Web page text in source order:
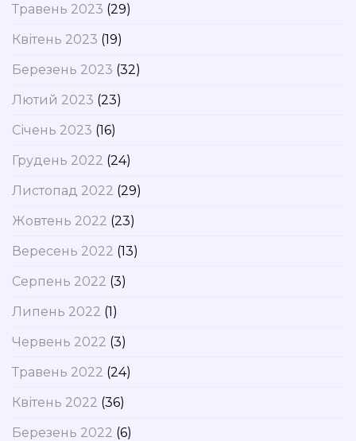
Травень 2023 (29)
Квітень 2023 (19)
Березень 2023 (32)
Лютий 2023 (23)
Січень 2023 (16)
Грудень 2022 (24)
Листопад 2022 (29)
Жовтень 2022 (23)
Вересень 2022 (13)
Серпень 2022 (3)
Липень 2022 (1)
Червень 2022 (3)
Травень 2022 (24)
Квітень 2022 (36)
Березень 2022 (6)